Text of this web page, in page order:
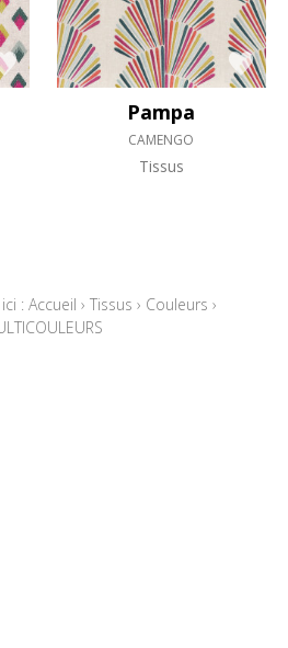
Pampa
CAMENGO
Tissus
: Accueil › Tissus › Couleurs ›